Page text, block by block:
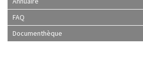
FAQ
Documenthèque